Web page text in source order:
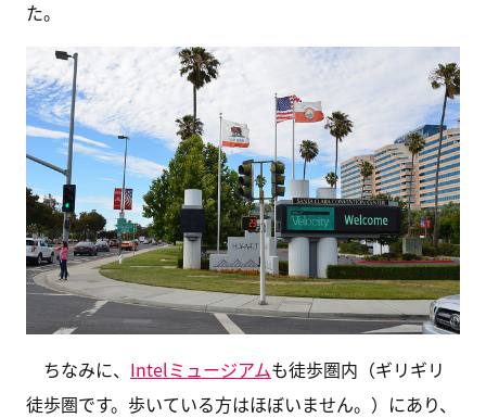
た。
ちなみに、 Intelミュージアムも徒歩圏内（ギリギリ
徒歩圏です。歩いている方はほぼいません。）にあり、